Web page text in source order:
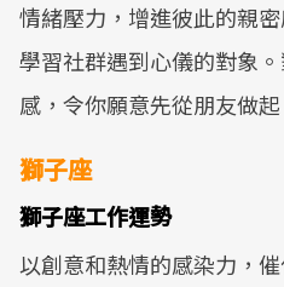
情緒壓力，增進彼此的親
學習社群遇到心儀的對象
感，令你願意先從朋友做起
獅子座
獅子座工作運勢
以創意和熱情的感染力，